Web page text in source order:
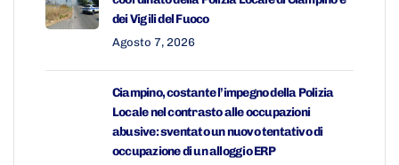
dei Vigili del Fuoco
Agosto 7, 2026
Ciampino, costante l’impegno della Polizia
Locale nel contrasto alle occupazioni
abusive: sventato un nuovo tentativo di
occupazione di un alloggio ERP